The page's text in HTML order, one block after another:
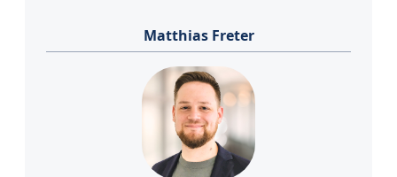
Matthias Freter